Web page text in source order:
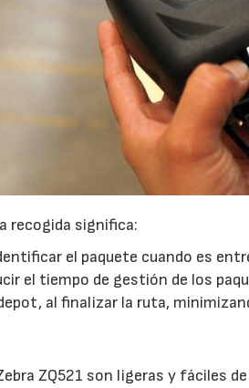
recogida significa:
el paquete cuando es
el tiempo de gestión de los
al finalizar la ruta,
ZQ521 son ligeras y fáciles